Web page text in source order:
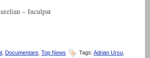
– Inculpat
Documentare Top News Tags: Adrian Ursu